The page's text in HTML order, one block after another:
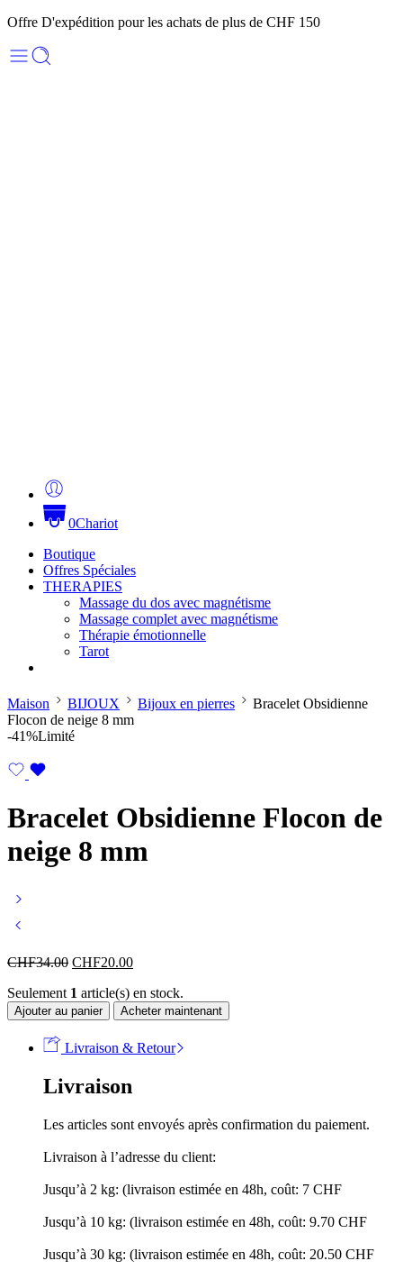
Offre D'expédition pour les achats de plus de CHF 150
0Chariot
Boutique
Offres Spéciales
THERAPIES
Massage du dos avec magnétisme
Massage complet avec magnétisme
Thérapie émotionnelle
Tarot
Maison BIJOUX Bijoux en pierres
Bracelet Obsidienne
Flocon de neige 8 mm
-41%Limité
Bracelet Obsidienne Flocon de
neige 8 mm
CHF34.00 CHF20.00
Seulement 1 article(s) en stock.
Ajouter au panier Acheter maintenant
Livraison & Retour
Livraison
Les articles sont envoyés après confirmation du paiement.
Livraison à l’adresse du client:
Jusqu’à 2 kg: (livraison estimée en 48h, coût: 7 CHF
Jusqu’à 10 kg: (livraison estimée en 48h, coût: 9.70 CHF
Jusqu’à 30 kg: (livraison estimée en 48h, coût: 20.50 CHF